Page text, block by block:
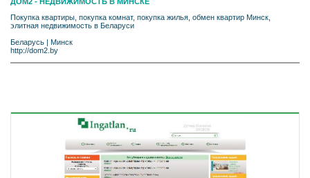
Покупка квартиры, покупка комнат, покупка жилья, обмен квартир Минск,
элитная недвижимость в Беларуси
Беларусь | Минск
http://dom2.by